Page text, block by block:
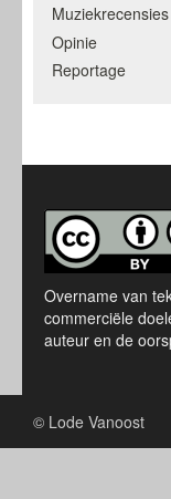
Muziekrecensies
Opinie
Reportage
Overname van
commerciële
auteur en de
© Lode Vanoost